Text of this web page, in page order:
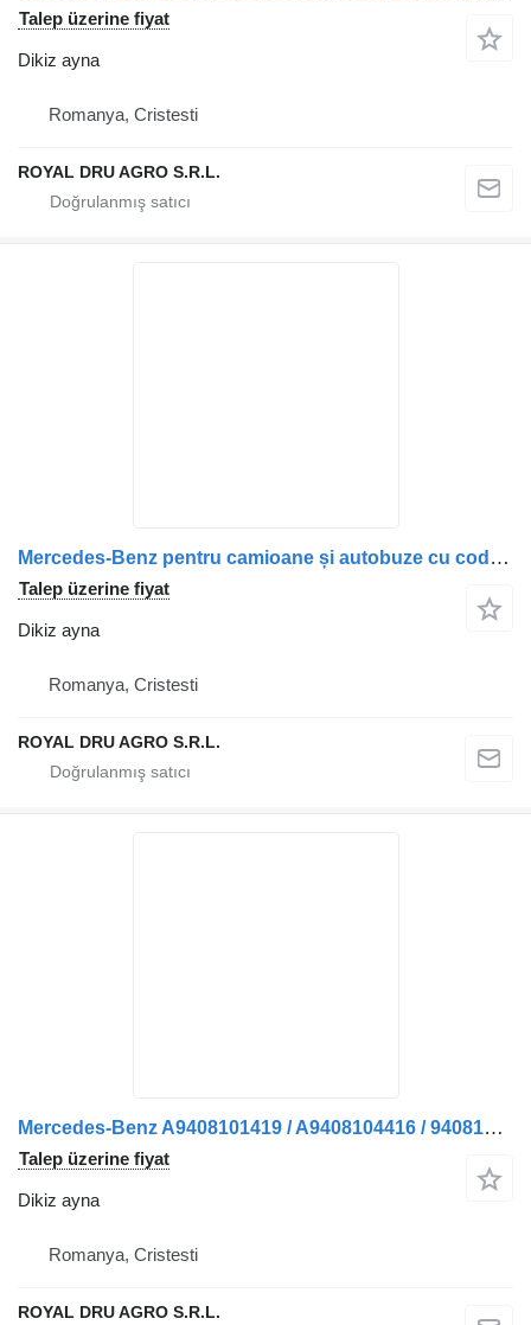
Talep üzerine fiyat
Dikiz ayna
Romanya, Cristesti
ROYAL DRU AGRO S.R.L.
Mercedes-Benz pentru camioane și autobuze cu codurile A0018109116, A0018109216, 0018109216, 0018109116, 0028101214, A0028101214, A0018108614, 0018108614 kamyon için Oglindă retrovizoare dreapta dikiz ayna
Talep üzerine fiyat
Dikiz ayna
Romanya, Cristesti
ROYAL DRU AGRO S.R.L.
Mercedes-Benz A9408101419 / A9408104416 / 9408101419 / A0018109714 / 0018109714 kamyon için Oglindă retrovizoare stânga dikiz ayna
Talep üzerine fiyat
Dikiz ayna
Romanya, Cristesti
ROYAL DRU AGRO S.R.L.